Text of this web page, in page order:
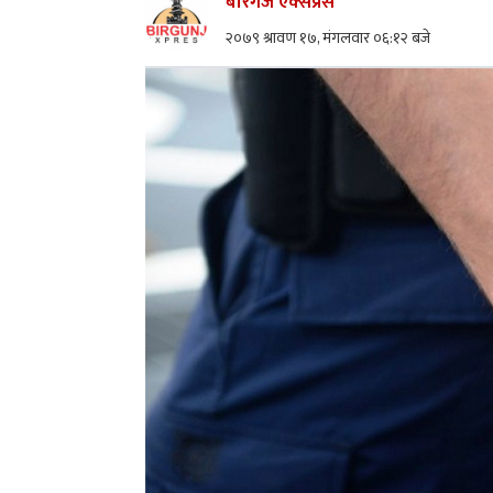
२०७९ श्रावण १७, मंगलवार ०६:१२ बजे